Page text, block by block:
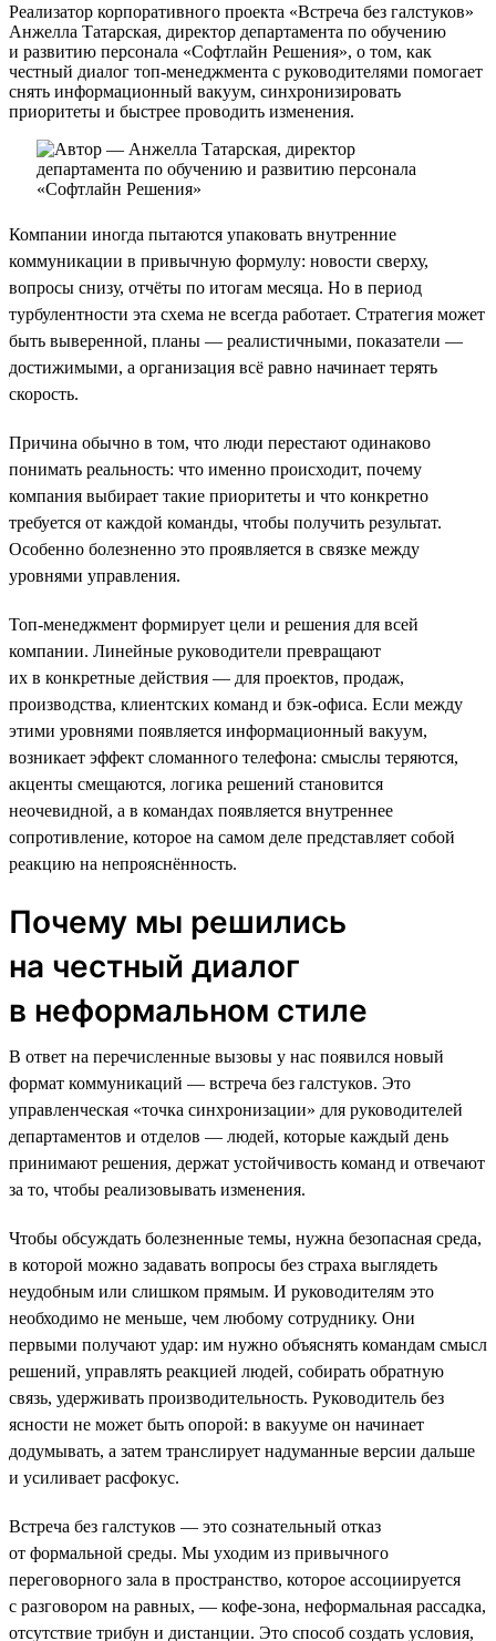
Реализатор корпоративного проекта «Встреча без галстуков»
Анжелла Татарская, директор департамента по обучению
и развитию персонала «Софтлайн Решения», о том, как
честный диалог топ-менеджмента с руководителями помогает
снять информационный вакуум, синхронизировать
приоритеты и быстрее проводить изменения.
Компании иногда пытаются упаковать внутренние
коммуникации в привычную формулу: новости сверху,
вопросы снизу, отчёты по итогам месяца. Но в период
турбулентности эта схема не всегда работает. Стратегия может
быть выверенной, планы — реалистичными, показатели —
достижимыми, а организация всё равно начинает терять
скорость.
Причина обычно в том, что люди перестают одинаково
понимать реальность: что именно происходит, почему
компания выбирает такие приоритеты и что конкретно
требуется от каждой команды, чтобы получить результат.
Особенно болезненно это проявляется в связке между
уровнями управления.
Топ-менеджмент формирует цели и решения для всей
компании. Линейные руководители превращают
их в конкретные действия — для проектов, продаж,
производства, клиентских команд и бэк-офиса. Если между
этими уровнями появляется информационный вакуум,
возникает эффект сломанного телефона: смыслы теряются,
акценты смещаются, логика решений становится
неочевидной, а в командах появляется внутреннее
сопротивление, которое на самом деле представляет собой
реакцию на непрояснённость.
Почему мы решились
на честный диалог
в неформальном стиле
В ответ на перечисленные вызовы у нас появился новый
формат коммуникаций — встреча без галстуков. Это
управленческая «точка синхронизации» для руководителей
департаментов и отделов — людей, которые каждый день
принимают решения, держат устойчивость команд и отвечают
за то, чтобы реализовывать изменения.
Чтобы обсуждать болезненные темы, нужна безопасная среда,
в которой можно задавать вопросы без страха выглядеть
неудобным или слишком прямым. И руководителям это
необходимо не меньше, чем любому сотруднику. Они
первыми получают удар: им нужно объяснять командам смысл
решений, управлять реакцией людей, собирать обратную
связь, удерживать производительность. Руководитель без
ясности не может быть опорой: в вакууме он начинает
додумывать, а затем транслирует надуманные версии дальше
и усиливает расфокус.
Встреча без галстуков — это сознательный отказ
от формальной среды. Мы уходим из привычного
переговорного зала в пространство, которое ассоциируется
с разговором на равных, — кофе-зона, неформальная рассадка,
отсутствие трибун и дистанции. Это способ создать условия,